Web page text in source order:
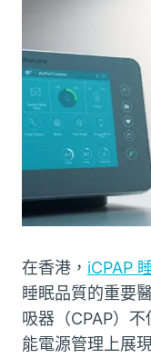
在香港， iCPAP
睡眠品質的重要
吸器（CPAP）
能電源管理上展